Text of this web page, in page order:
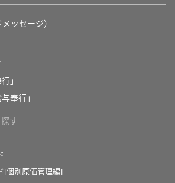
ッセージ）
」
奉行」
す
[個別原価管理編]